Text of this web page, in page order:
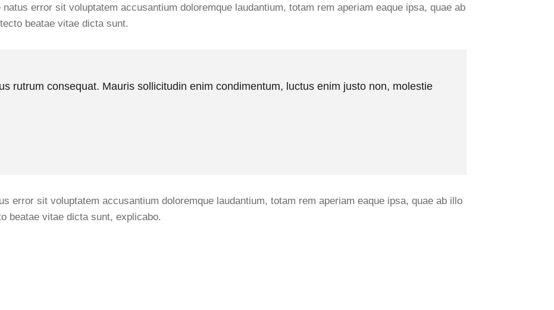
error sit voluptatem accusantium doloremque laudantium, totam rem aperiam eaque ipsa, quae ab
beatae vitae dicta sunt.
rutrum consequat. Mauris sollicitudin enim condimentum, luctus enim justo non, molestie
error sit voluptatem accusantium doloremque laudantium, totam rem aperiam eaque ipsa, quae ab illo
beatae vitae dicta sunt, explicabo.